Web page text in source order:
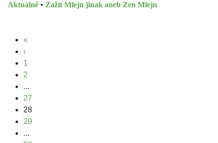
Aktuálně • Zažít Mlejn jinak aneb Zen Mlejn
«
‹
1
2
...
27
28
29
...